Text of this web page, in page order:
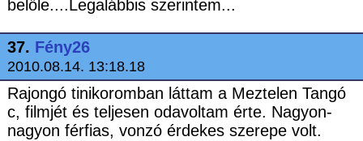
belőle....Legalábbis szerintem...
37. Fény26
2010.08.14. 13:18.18
Rajongó tinikoromban láttam a Meztelen Tangó
c, filmjét és teljesen odavoltam érte. Nagyon-
nagyon férfias, vonzó érdekes szerepe volt.